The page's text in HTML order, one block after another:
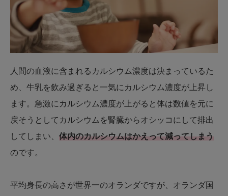
人間の血液に含まれるカルシウム濃度は決まっているた
め、牛乳を飲み過ぎると一気にカルシウム濃度が上昇し
ます。急激にカルシウム濃度が上がると体は数値を元に
戻そうとしてカルシウムを腎臓からオシッコにして排出
してしまい、 体内のカルシウムはかえって減ってしまう
のです。
平均身長の高さが世界一のオランダですが、オランダ国